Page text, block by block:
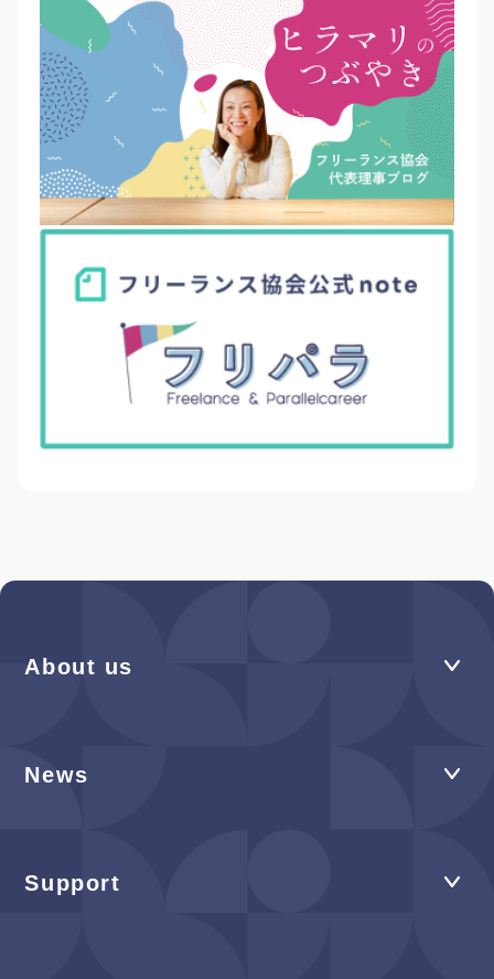
About us
News
Support